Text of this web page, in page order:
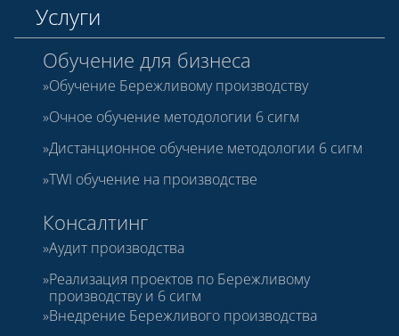
Услуги
Обучение для бизнеса
Обучение Бережливому производству
Очное обучение методологии 6 сигм
Дистанционное обучение методологии 6 сигм
TWI обучение на производстве
Консалтинг
Аудит производства
Реализация проектов по Бережливому
производству и 6 сигм
Внедрение Бережливого производства